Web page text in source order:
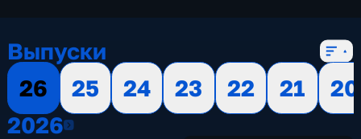
Выпуски
26
25 24 23 22 21
20
20262026